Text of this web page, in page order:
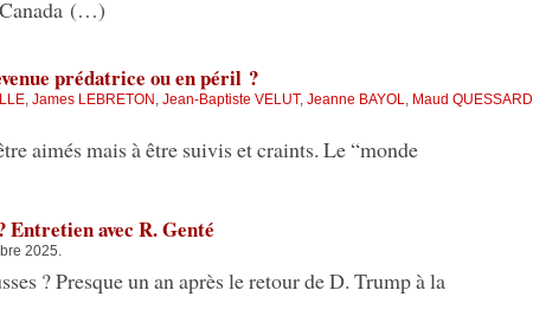
Canada (…)
prédatrice ou en péril ?
James LEBRETON Jean-Baptiste VELUT Jeanne BAYOL Maud QUESSARD
aimés mais à être suivis et craints. Le “monde
avec R. Genté
2025.
? Presque un an après le retour de D. Trump à la